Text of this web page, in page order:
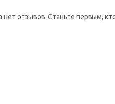
нет отзывов. Станьте первым,